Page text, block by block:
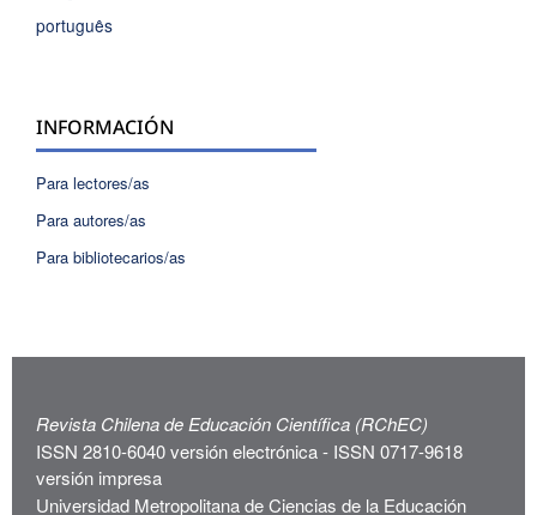
português
INFORMACIÓN
Para lectores/as
Para autores/as
Para bibliotecarios/as
Revista Chilena de Educación Científica (RChEC)
ISSN 2810-6040 versión electrónica - ISSN 0717-9618
versión impresa
Universidad Metropolitana de Ciencias de la Educación